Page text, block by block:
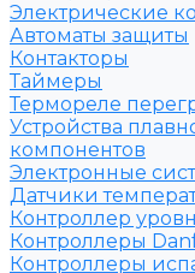
Электрические
Автоматы защиты
Контакторы
Таймеры
Термореле
Устройства
компонентов
Электронные
Датчики
Контроллер
Контроллеры
Контроллеры